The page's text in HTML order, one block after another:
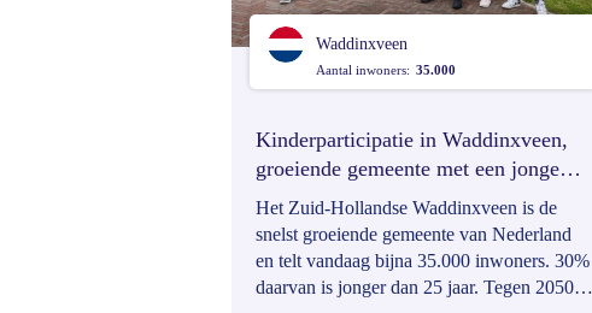
Waddinxveen
Aantal inwoners: 35.000
Kinderparticipatie in Waddinxveen,
groeiende gemeente met een jonge
blik op de toekomst
Het Zuid-Hollandse Waddinxveen is de
snelst groeiende gemeente van Nederland
en telt vandaag bijna 35.000 inwoners. 30%
daarvan is jonger dan 25 jaar. Tegen 2050 is